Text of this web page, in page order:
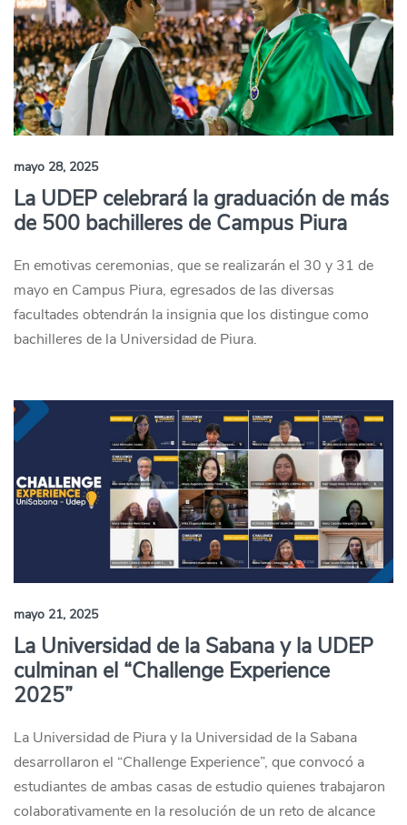
mayo 28, 2025
La UDEP celebrará la graduación de más
de 500 bachilleres de Campus Piura
En emotivas ceremonias, que se realizarán el 30 y 31 de
mayo en Campus Piura, egresados de las diversas
facultades obtendrán la insignia que los distingue como
bachilleres de la Universidad de Piura.
mayo 21, 2025
La Universidad de la Sabana y la UDEP
culminan el “Challenge Experience
2025”
La Universidad de Piura y la Universidad de la Sabana
desarrollaron el “Challenge Experience”, que convocó a
estudiantes de ambas casas de estudio quienes trabajaron
colaborativamente en la resolución de un reto de alcance